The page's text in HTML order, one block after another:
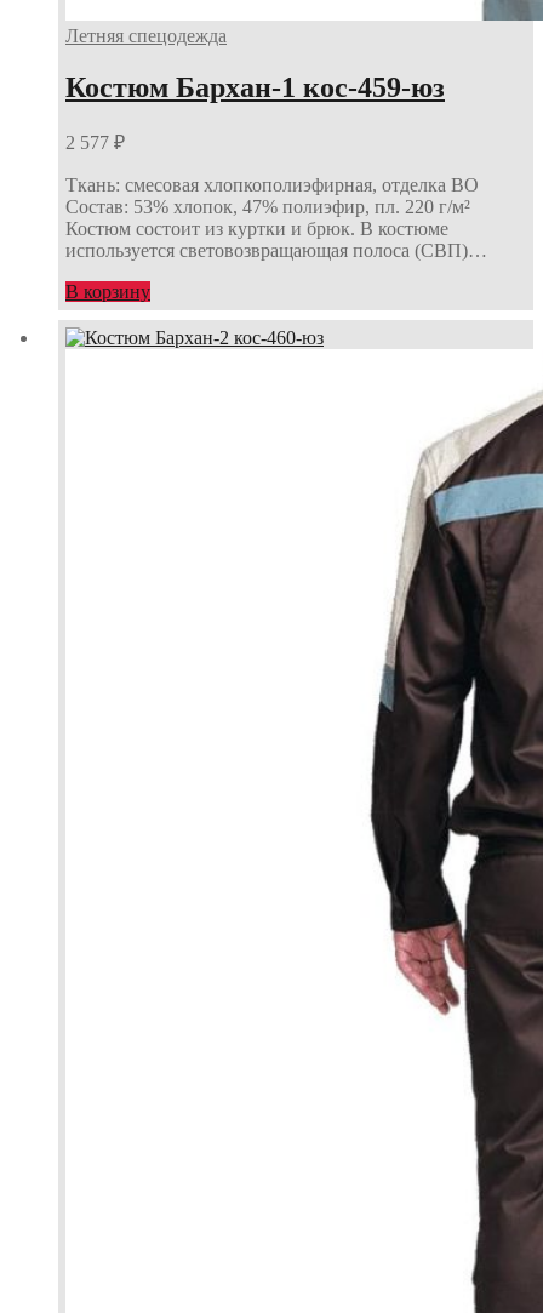
Летняя спецодежда
Костюм Бархан-1 кос-459-юз
2 577 ₽
Ткань: смесовая хлопкополиэфирная, отделка ВО
Состав: 53% хлопок, 47% полиэфир, пл. 220 г/м²
Костюм состоит из куртки и брюк. В костюме
используется световозвращающая полоса (СВП)…
В корзину